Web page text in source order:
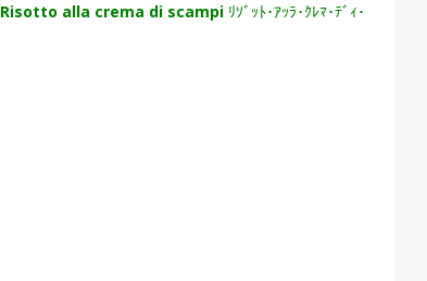
Risotto alla crema di scampi ﾘｿﾞｯﾄ･ｱｯﾗ･ｸﾚﾏ･ﾃﾞｨ･